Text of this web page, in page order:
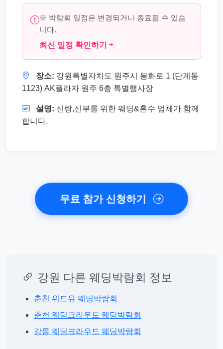
※ 박람회 일정은 변경되거나 종료될 수 있습
니다.
최신 일정 확인하기
장소: 강원특별자치도 원주시 봉화로 1 (단계동
1123) AK플라자 원주 6층 특별행사장
설명: 신랑,신부를 위한 웨딩&혼수 업체가 함께
합니다.
무료 참가 신청하기
강원 다른 웨딩박람회 정보
춘천 위드유 웨딩박람회
춘천 웨딩크라우드 웨딩박람회
강릉 웨딩크라우드 웨딩박람회